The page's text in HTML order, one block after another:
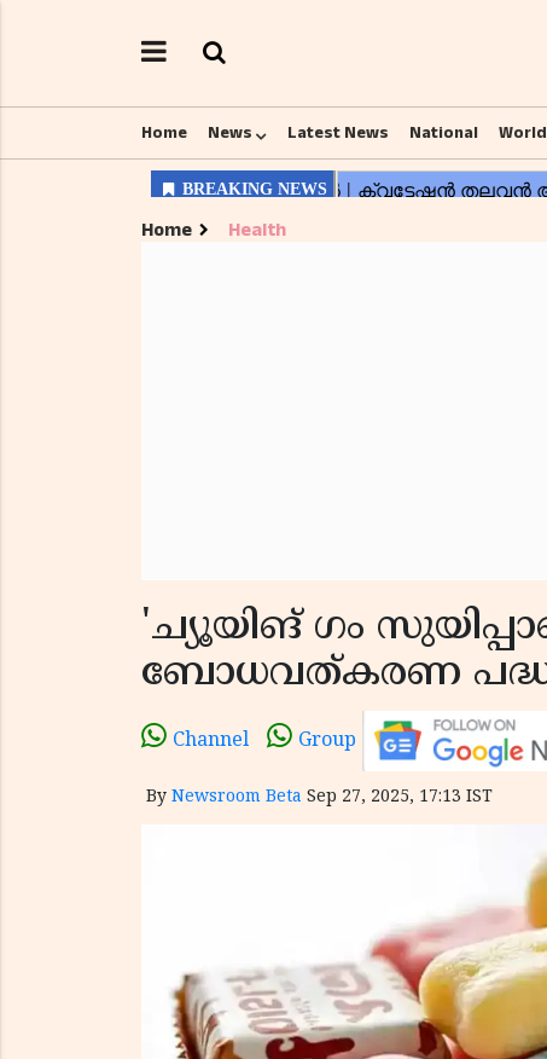
Home News Latest News National World
Home Health
'ച്യൂയിങ് ഗം
ബോധവത്കരണ
Channel Group
By Newsroom Beta Sep 27, 2025, 17:13 IST